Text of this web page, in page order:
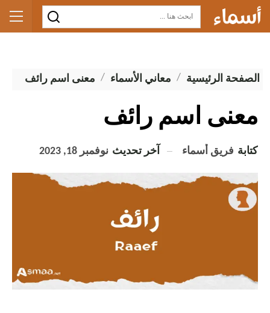
الصفحة الرئيسية معاني الأسماء معنى اسم رائف
معنى اسم رائف
كتابة فريق أسماء آخر تحديث نوفمبر 18, 2023